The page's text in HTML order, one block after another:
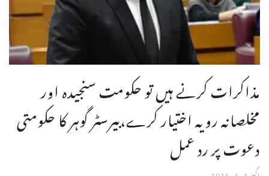
مذاکرات کرنے ہیں تو حکومت سنجیدہ اور
مخلصانہ رویہ اختیار کرے،بیرسٹر گوہر کا حکومتی
دعوت پر رد عمل